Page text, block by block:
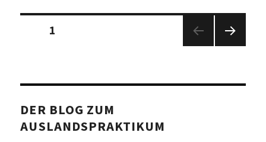
Heraklion,
Seitennummerierung
1
DER BLOG ZUM
AUSLANDSPRAKTIKUM